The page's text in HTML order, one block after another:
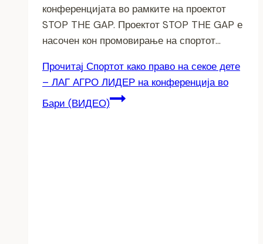
конференцијата во рамките на проектот
STOP THE GAP. Проектот STOP THE GAP е
насочен кон промовирање на спортот…
Прочитај Спортот како право на секое дете
– ЛАГ АГРО ЛИДЕР на конференција во
Бари (ВИДЕО)